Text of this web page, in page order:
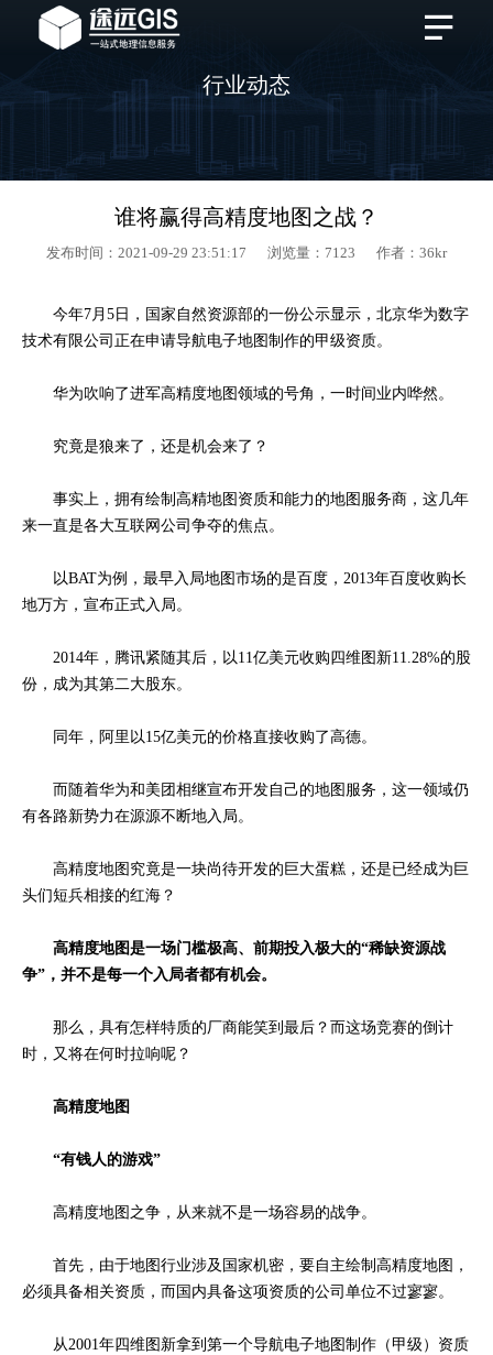
行业动态
谁将赢得高精度地图之战？
发布时间：2021-09-29 23:51:17 浏览量：7123 作者：36kr
今年7月5日，国家自然资源部的一份公示显示，北京华为数字
技术有限公司正在申请导航电子地图制作的甲级资质。
华为吹响了进军高精度地图领域的号角，一时间业内哗然。
究竟是狼来了，还是机会来了？
事实上，拥有绘制高精地图资质和能力的地图服务商，这几年
来一直是各大互联网公司争夺的焦点。
以BAT为例，最早入局地图市场的是百度，2013年百度收购长
地万方，宣布正式入局。
2014年，腾讯紧随其后，以11亿美元收购 四维图新11.28%的股
份，成为其第二大股东。
同年，阿里以15亿美元的价格直接收购了高德。
而随着华为和美团相继宣布开发自己的地图服务，这一领域仍
有各路新势力在源源不断地入局。
高精度地图究竟是一块尚待开发的巨大蛋糕，还是已经成为巨
头们短兵相接的红海？
高精度地图是一场门槛极高、前期投入极大的“稀缺资源战
争”，并不是每一个入局者都有机会。
那么，具有怎样特质的厂商能笑到最后？而这场竞赛的倒计
时，又将在何时拉响呢？
高精度地图
“有钱人的游戏”
高精度地图之争，从来就不是一场容易的战争。
首先，由于地图行业涉及国家机密， 要自主绘制高精度地图，
必须具备相关资质，而国内具备这项资质的公司单位不过寥寥。
从2001年四维图新拿到第一个导航电子地图制作（甲级）资质